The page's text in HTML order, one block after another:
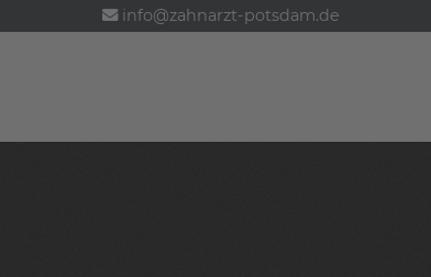
info@zahnarzt-potsdam.de